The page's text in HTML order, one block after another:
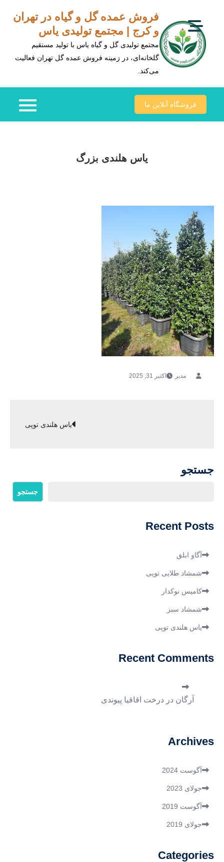
content
فروش عمده گل و گیاه در تهران
و کرج | مجتمع تولیدی یاس
مجتمع تولیدی گل و گیاه یاس با تولید مستقیم
گلخانه‌ای، در زمینه فروش عمده گل تهران فعالیت
می‌کند.
فروشگاه آنلاین ما
یاس هلندی بزرگ
اکتبر 31, 2025
یاس هلندی توپی
جستجو
جستجو
Recent Posts
آگاو ابلق
شمشاد طلایی توپی
کامیس نوکدار
شمشاد سبز
یاس هلندی توپی
Recent Comments
آرگان در درخت اقاقیا پیوندی
Archives
آگوست 2024
جولای 2023
آگوست 2019
جولای 2019
Categories